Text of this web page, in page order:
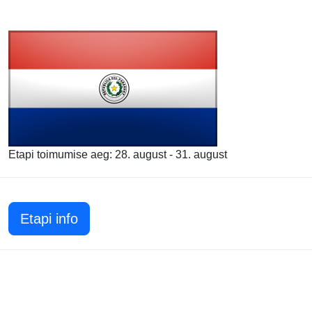
Etapi toimumise aeg: 28. august - 31. august
Etapi info